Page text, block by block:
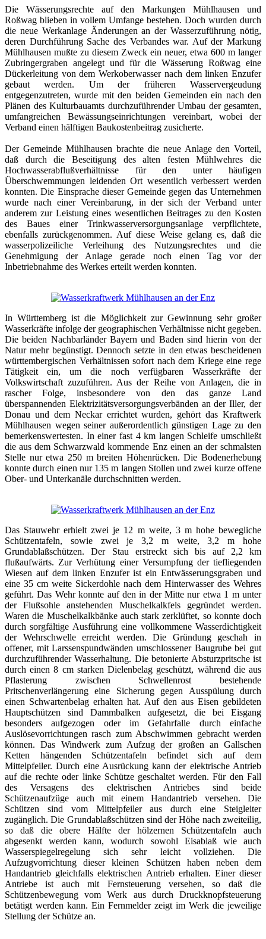
Die Wässerungsrechte auf den Markungen Mühlhausen und
Roßwag blieben in vollem Umfange bestehen. Doch wurden durch
die neue Werkanlage Änderungen an der Wasserzuführung nötig,
deren Durchführung Sache des Verbandes war. Auf der Markung
Mühlhausen mußte zu diesem Zweck ein neuer, etwa 600 m langer
Zubringergraben angelegt und für die Wässerung Roßwag eine
Dückerleitung von dem Werkoberwasser nach dem linken Enzufer
gebaut werden. Um der früheren Wasservergeudung
entgegenzutreten, wurde mit den beiden Gemeinden ein nach den
Plänen des Kulturbauamts durchzuführender Umbau der gesamten,
umfangreichen Bewässungseinrichtungen vereinbart, wobei der
Verband einen hälftigen Baukostenbeitrag zusicherte.
Der Gemeinde Mühlhausen brachte die neue Anlage den Vorteil,
daß durch die Beseitigung des alten festen Mühlwehres die
Hochwasserabflußverhältnisse für den unter häufigen
Überschwemmungen leidenden Ort wesentlich verbessert werden
konnten. Die Einsprache dieser Gemeinde gegen das Unternehmen
wurde nach einer Vereinbarung, in der sich der Verband unter
anderem zur Leistung eines wesentlichen Beitrages zu den Kosten
des Baues einer Trinkwasserversorgungsanlage verpflichtete,
ebenfalls zurückgenommen. Auf diese Weise gelang es, daß die
wasserpolizeiliche Verleihung des Nutzungsrechtes und die
Genehmigung der Anlage gerade noch einen Tag vor der
Inbetriebnahme des Werkes erteilt werden konnten.
In Württemberg ist die Möglichkeit zur Gewinnung sehr großer
Wasserkräfte infolge der geographischen Verhältnisse nicht gegeben.
Die beiden Nachbarländer Bayern und Baden sind hierin von der
Natur mehr begünstigt. Dennoch setzte in den etwas bescheidenen
württembergischen Verhältnissen sofort nach dem Kriege eine rege
Tätigkeit ein, um die noch verfügbaren Wasserkräfte der
Volkswirtschaft zuzuführen. Aus der Reihe von Anlagen, die in
rascher Folge, insbesondere von den das ganze Land
überspannenden Elektrizitätsversorgungsverbänden an der Iller, der
Donau und dem Neckar errichtet wurden, gehört das Kraftwerk
Mühlhausen wegen seiner außerordentlich günstigen Lage zu den
bemerkenswertesten. In einer fast 4 km langen Schleife umschließt
die aus dem Schwarzwald kommende Enz einen an der schmalsten
Stelle nur etwa 250 m breiten Höhenrücken. Die Bodenerhebung
konnte durch einen nur 135 m langen Stollen und zwei kurze offene
Ober- und Unterkanäle durchschnitten werden.
Das Stauwehr erhielt zwei je 12 m weite, 3 m hohe bewegliche
Schützentafeln, sowie zwei je 3,2 m weite, 3,2 m hohe
Grundablaßschützen. Der Stau erstreckt sich bis auf 2,2 km
flußaufwärts. Zur Verhütung einer Versumpfung der tiefliegenden
Wiesen auf dem linken Enzufer ist ein Entwässerungsgraben und
eine 35 cm weite Sickerdohle nach dem Hinterwasser des Wehres
geführt. Das Wehr konnte auf den in der Mitte nur etwa 1 m unter
der Flußsohle anstehenden Muschelkalkfels gegründet werden.
Waren die Muschelkalkbänke auch stark zerklüftet, so konnte doch
durch sorgfältige Ausführung eine vollkommene Wasserdichtigkeit
der Wehrschwelle erreicht werden. Die Gründung geschah in
offener, mit Larssenspundwänden umschlossener Baugrube bei gut
durchzuführender Wasserhaltung. Die betonierte Absturzpritsche ist
durch einen 8 cm starken Dielenbelag geschützt, während die aus
Pflasterung zwischen Schwellenrost bestehende
Pritschenverlängerung eine Sicherung gegen Ausspülung durch
einen Schwartenbelag erhalten hat. Auf den aus Eisen gebildeten
Hauptschützen sind Dammbalken aufgesetzt, die bei Eisgang
besonders aufgezogen oder im Gefahrfalle durch einfache
Auslösevorrichtungen rasch zum Abschwimmen gebracht werden
können. Das Windwerk zum Aufzug der großen an Gallschen
Ketten hängenden Schützentafeln befindet sich auf dem
Mittelpfeiler. Durch eine Ausrückung kann der elektrische Antrieb
auf die rechte oder linke Schütze geschaltet werden. Für den Fall
des Versagens des elektrischen Antriebes sind beide
Schützenaufzüge auch mit einem Handantrieb versehen. Die
Schützen sind vom Mittelpfeiler aus durch eine Steigleiter
zugänglich. Die Grundablaßschützen sind der Höhe nach zweiteilig,
so daß die obere Hälfte der hölzernen Schützentafeln auch
abgesenkt werden kann, wodurch sowohl Eisablaß wie auch
Wasserspiegelregelung sich sehr leicht vollziehen. Die
Aufzugvorrichtung dieser kleinen Schützen haben neben dem
Handantrieb gleichfalls elektrischen Antrieb erhalten. Einer dieser
Antriebe ist auch mit Fernsteuerung versehen, so daß die
Schützenbewegung vom Werk aus durch Druckknopfsteuerung
betätigt werden kann. Ein Fernmelder zeigt im Werk die jeweilige
Stellung der Schütze an.